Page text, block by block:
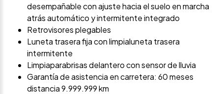
desempañable con ajuste hacia el suelo en marcha
atrás automático y intermitente integrado
Retrovisores plegables
Luneta trasera fija con limpialuneta trasera
intermitente
Limpiaparabrisas delantero con sensor de lluvia
Garantía de asistencia en carretera: 60 meses
distancia 9.999.999 km